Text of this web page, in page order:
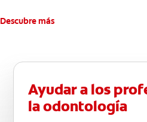
Descubre más
Ayudar a los
la odontología